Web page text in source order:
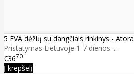
5 EVA dėžių su dangčiais rinkinys - Atora
Pristatymas Lietuvoje 1-7 dienos. ..
€3670
Į krepšelį